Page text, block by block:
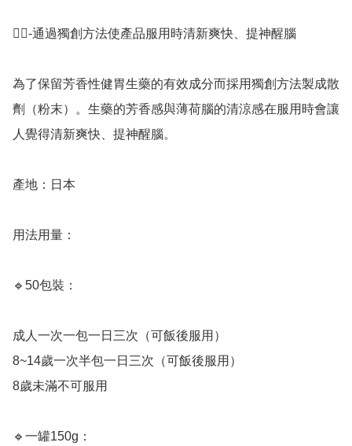
👉🏻-通過獨創方法使產品服用時清新爽快、提神醒腦
為了保留芳香性健胃生藥的有效成分而採用獨創方法製成散
劑（粉末）。生藥的芳香感與薄荷腦的清涼感在服用時會讓
人覺得清新爽快、提神醒腦。
產地：日本
用法用量：
🔹️50包裝：
成人一次一包一日三次（可飯後服用）
8~14歲一次半包一日三次（可飯後服用）
8歲未滿不可服用
🔹️一罐150g：